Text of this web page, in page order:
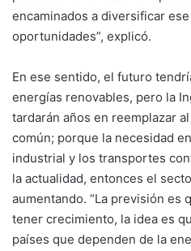
encaminados a diversificar
oportunidades”, explicó.
En ese sentido, el futuro
energías renovables, pero la
tardarán años en reemplazar
común; porque la necesidad
industrial y los transportes
la actualidad, entonces el
aumentando. “La previsión es
tener crecimiento, la idea es
países que dependen de la